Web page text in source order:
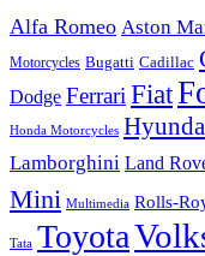
Alfa Romeo Aston
Motorcycles Bugatti Cadillac
Dodge Ferrari Fiat
Honda Motorcycles
Lamborghini Land
Mini Multimedia Rolls-
Tata Toyota